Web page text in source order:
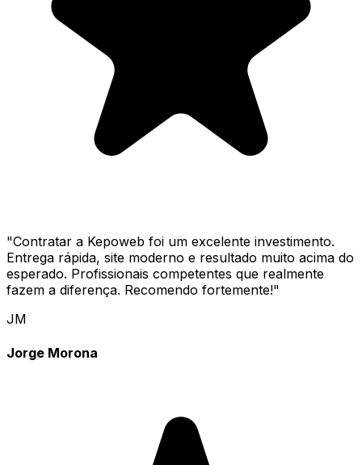
"Contratar a Kepoweb foi um excelente investimento.
Entrega rápida, site moderno e resultado muito acima do
esperado. Profissionais competentes que realmente
fazem a diferença. Recomendo fortemente!"
JM
Jorge Morona